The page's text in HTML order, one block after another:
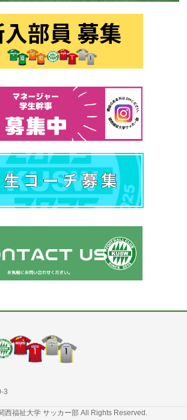
3
西福祉大学 サッカー部All Rights Reserved.